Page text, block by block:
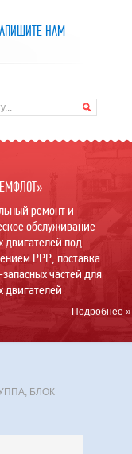
ремонт и
обслуживание
двигателей под
РРР, поставка
частей для
двигателей
Подробнее »
БЛОК
НАМ